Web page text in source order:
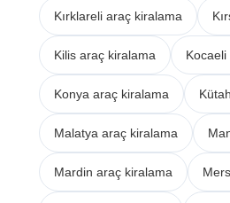
Kırklareli araç kiralama
Kilis araç kiralama
Konya araç kiralama
Malatya araç kiralama
Mardin araç kiralama